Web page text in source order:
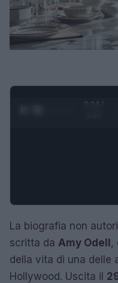
0:25 /
La biografia non
scritta da Amy Odell,
della vita di una delle
Hollywood. Uscita il